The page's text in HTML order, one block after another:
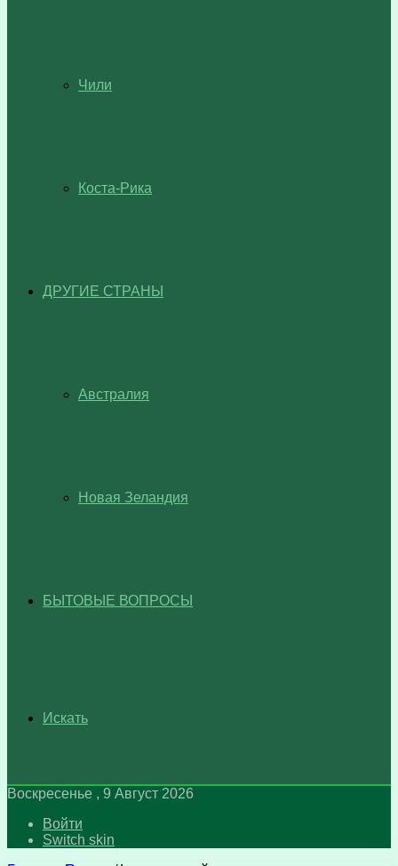
Чили
Коста-Рика
ДРУГИЕ СТРАНЫ
Австралия
Новая Зеландия
БЫТОВЫЕ ВОПРОСЫ
Искать
Воскресенье , 9 Август 2026
Войти
Switch skin